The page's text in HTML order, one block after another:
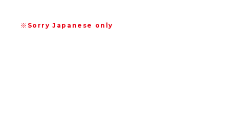
※Sorry Japanese only